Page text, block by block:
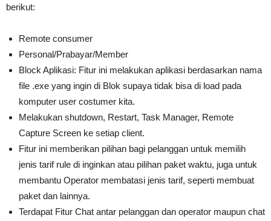
berikut:
Remote consumer
Personal/Prabayar/Member
Block Aplikasi: Fitur ini melakukan aplikasi berdasarkan nama
file .exe yang ingin di Blok supaya tidak bisa di load pada
komputer user costumer kita.
Melakukan shutdown, Restart, Task Manager, Remote
Capture Screen ke setiap client.
Fitur ini memberikan pilihan bagi pelanggan untuk memilih
jenis tarif rule di inginkan atau pilihan paket waktu, juga untuk
membantu Operator membatasi jenis tarif, seperti membuat
paket dan lainnya.
Terdapat Fitur Chat antar pelanggan dan operator maupun chat